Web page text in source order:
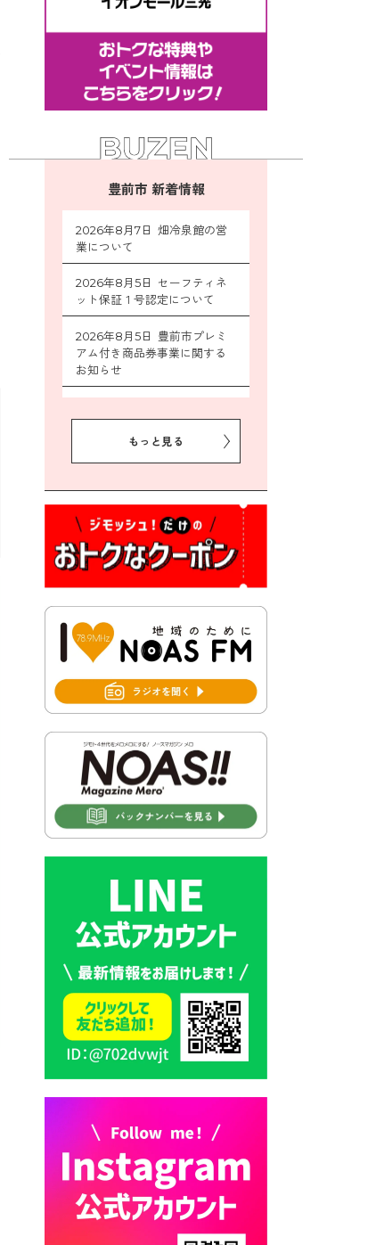
豊前市 新着情報
2026年8月7日 畑冷泉館の営
業について
2026年8月5日 セーフティネ
ット保証１号認定について
2026年8月5日 豊前市プレミ
アム付き商品券事業に関する
お知らせ
ン作戦参加者募集
対抗「福岡駅伝」出場選手募
集！
2026年7月31日 第６次豊前市
総合計画後期基本計画策定業
書が変わります！
2026年7月30日 豊前市立豊前
中学校の進捗状況について
2026年7月30日 豊前市立学校
2026年7月30日 豊前市立学校
紹介≪再編計画の見直しにつ
いて≫
2026年7月29日 豊前市指定ご
み袋販売のお知らせ
2026年7月28日 豊前カラス天
狗みなと祭り（花火大会）開
催決定！
2026年7月28日 令和8年度
京築地区水道企業団職員採用
試験（募集）
2026年7月27日 マイナンバー
カード交付に伴う休日および
平日夜間開庁の案内
もっと見る